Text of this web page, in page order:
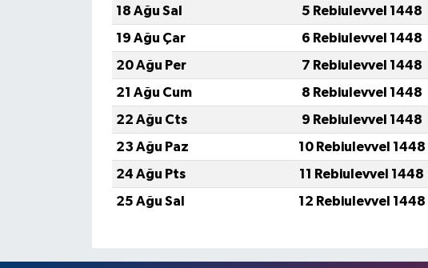
18 Ağu Sal
5 Rebiulevvel 1448
19 Ağu Çar
6 Rebiulevvel 1448
20 Ağu Per
7 Rebiulevvel 1448
21 Ağu Cum
8 Rebiulevvel 1448
22 Ağu Cts
9 Rebiulevvel 1448
23 Ağu Paz
10 Rebiulevvel 1448
24 Ağu Pts
11 Rebiulevvel 1448
25 Ağu Sal
12 Rebiulevvel 1448